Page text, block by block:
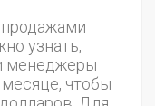
узнать,
менеджеры
чтобы